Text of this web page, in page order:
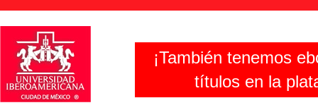
¡También tenemos
títulos en la